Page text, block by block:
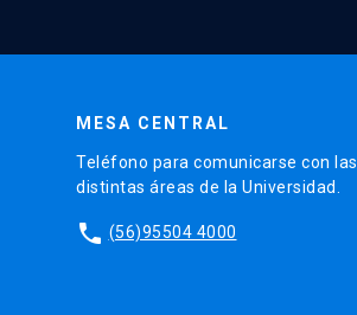
MESA CENTRAL
Teléfono para comunicarse con las
distintas áreas de la Universidad.
phone (56)95504 4000